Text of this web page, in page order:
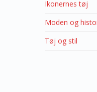
Ikonernes tøj
Moden og
Tøj og stil